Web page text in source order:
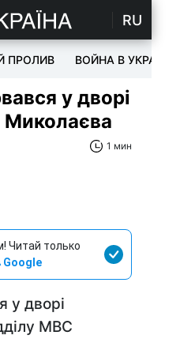
RU
ПРОЛИВ ВОЙНА В УКРАИНЕ
у дворі
Миколаєва
1 мин
Читай только
Google
у дворі
МВС